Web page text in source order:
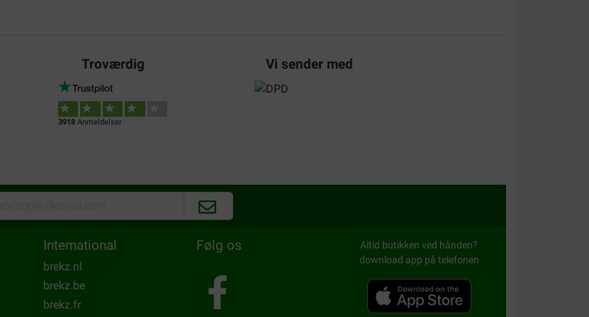
Elly van Ommeren
Levering:
Troværdig
3918Anmeldelser
Vi sender med
International
brekz.nl
brekz.be
brekz.fr
Følg os
Altid butikken ved hånden?
download app på telefonen